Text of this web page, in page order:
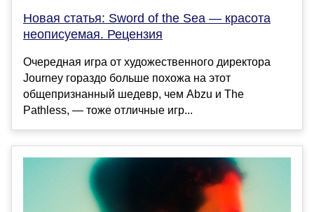
Новая статья: Sword of the Sea — красота
неописуемая. Рецензия
Очередная игра от художественного директора
Journey гораздо больше похожа на этот
общепризнанный шедевр, чем Abzu и The
Pathless, — тоже отличные игр...